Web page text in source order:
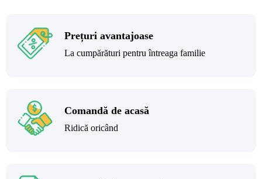
Prețuri avantajoase
La cumpărături pentru întreaga familie
Comandă de acasă
Ridică oricând